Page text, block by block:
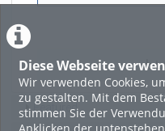
Diese Webseite
Wir verwenden Cookies,
zu gestalten. Mit dem
stimmen Sie der
Anklicken der
Featured